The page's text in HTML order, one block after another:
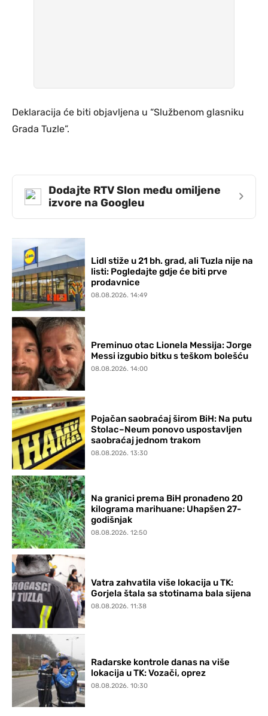
Deklaracija će biti objavljena u “Službenom glasniku
Grada Tuzle”.
Dodajte RTV Slon među omiljene
izvore na Googleu
›
Lidl stiže u 21 bh. grad, ali Tuzla nije na
listi: Pogledajte gdje će biti prve
prodavnice
08.08.2026. 14:49
Preminuo otac Lionela Messija: Jorge
Messi izgubio bitku s teškom bolešću
08.08.2026. 14:00
Pojačan saobraćaj širom BiH: Na putu
Stolac–Neum ponovo uspostavljen
saobraćaj jednom trakom
08.08.2026. 13:30
Na granici prema BiH pronađeno 20
kilograma marihuane: Uhapšen 27-
godišnjak
08.08.2026. 12:50
Vatra zahvatila više lokacija u TK:
Gorjela štala sa stotinama bala sijena
08.08.2026. 11:38
Radarske kontrole danas na više
lokacija u TK: Vozači, oprez
08.08.2026. 10:30